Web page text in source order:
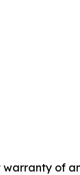
warranty